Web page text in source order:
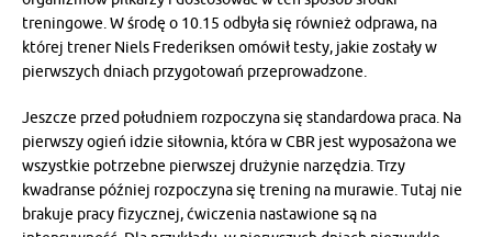
treningowe. W środę o 10.15 odbyła się również odprawa, na
której trener Niels Frederiksen omówił testy, jakie zostały w
pierwszych dniach przygotowań przeprowadzone.
Jeszcze przed południem rozpoczyna się standardowa praca. Na
pierwszy ogień idzie siłownia, która w CBR jest wyposażona we
wszystkie potrzebne pierwszej drużynie narzędzia. Trzy
kwadranse później rozpoczyna się trening na murawie. Tutaj nie
brakuje pracy fizycznej, ćwiczenia nastawione są na